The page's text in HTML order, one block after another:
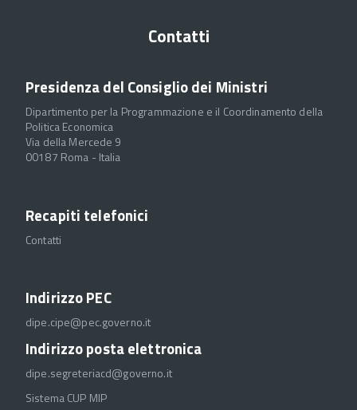
Contatti
Presidenza del Consiglio dei Ministri
Dipartimento per la Programmazione e il Coordinamento della
Politica Economica
Via della Mercede 9
00187 Roma - Italia
Recapiti telefonici
Contatti
Indirizzo PEC
dipe.cipe@pec.governo.it
Indirizzo posta elettronica
dipe.segreteriacd@governo.it
Sistema CUP MIP